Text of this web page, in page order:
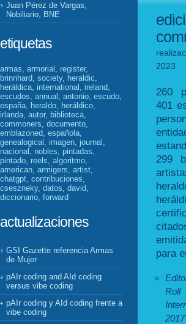
Juan Pérez de Vargas,
Nobiliario, BNE
etiquetas
armas, armorial, register,
brinnhard, society, heraldic,
heráldica, international, ireland,
escudos, annual, antonio, escudo,
españa, heraldo, heráldico,
irlanda, autor, biblioteca,
commoners, documento,
emblazoned, española,
genealogical, imagen, journal,
nacional, nobles, pintadas,
pintado, reels, algoritmo,
american, armigers, artist,
chatgpt, contribuciones,
cseszneky, datos, david,
diccionario, forward
actualizaciones
GSI Gazette referencia Armas
de Mujer
pAIr coding and AId coding
versus vibe coding
pAIr coding y AId coding frente a
vibe coding
2023
260
401
299
para